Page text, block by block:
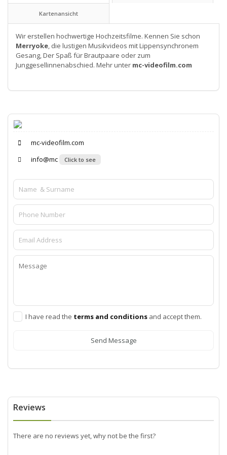
Kartenansicht
Wir erstellen hochwertige Hochzeitsfilme. Kennen Sie schon
Merryoke, die lustigen Musikvideos mit Lippensynchronem
Gesang, Der Spaß für Brautpaare oder zum
Junggesellinnenabschied. Mehr unter mc-videofilm.com
mc-videofilm.com
info@mc
Click to see
I have read the terms and conditions and accept them.
Send Message
Reviews
There are no reviews yet, why not be the first?